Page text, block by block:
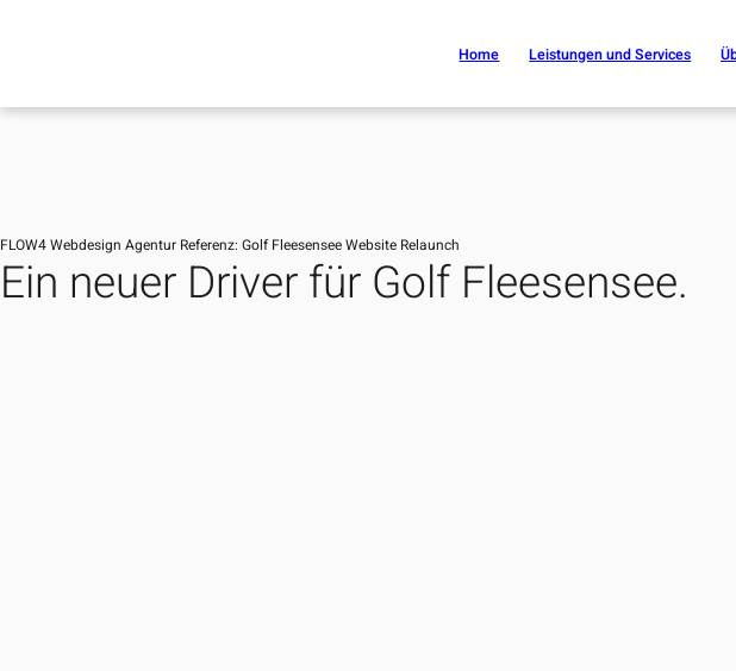
Home Leistungen und Services
FLOW4 Webdesign Agentur Referenz: Golf Fleesensee Website Relaunch
Ein neuer Driver für Golf Fleesensee.